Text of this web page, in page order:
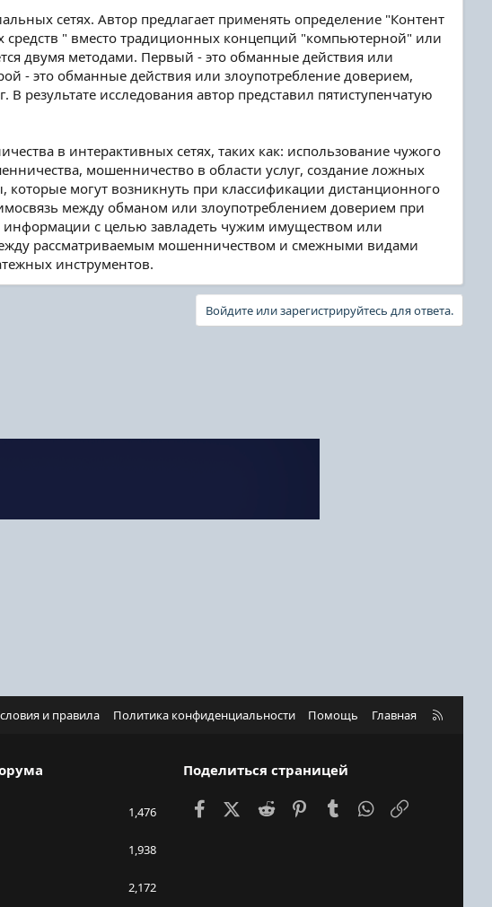
сетях. Автор предлагает применять определение "Контент
" вместо традиционных концепций "компьютерной" или
двумя методами. Первый - это обманные действия или
- это обманные действия или злоупотребление доверием,
исследования автор представил пятиступенчатую
в интерактивных сетях, таких как: использование чужого
мошенничество в области услуг, создание ложных
могут возникнуть при классификации дистанционного
между обманом или злоупотреблением доверием при
с целью завладеть чужим имуществом или
рассматриваемым мошенничеством и смежными видами
инструментов.
Войдите или зарегистрируйтесь для ответа.
и правила Политика конфиденциальности Помощь Главная
R
1,476
1,938
2,172
Поделиться страницей
FacebookX (Twitter)
Reddit PinterestTumblr WhatsApp